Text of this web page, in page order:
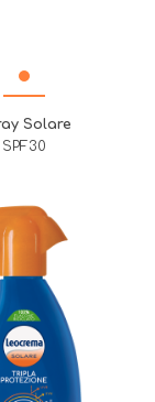
Solare
SPF30